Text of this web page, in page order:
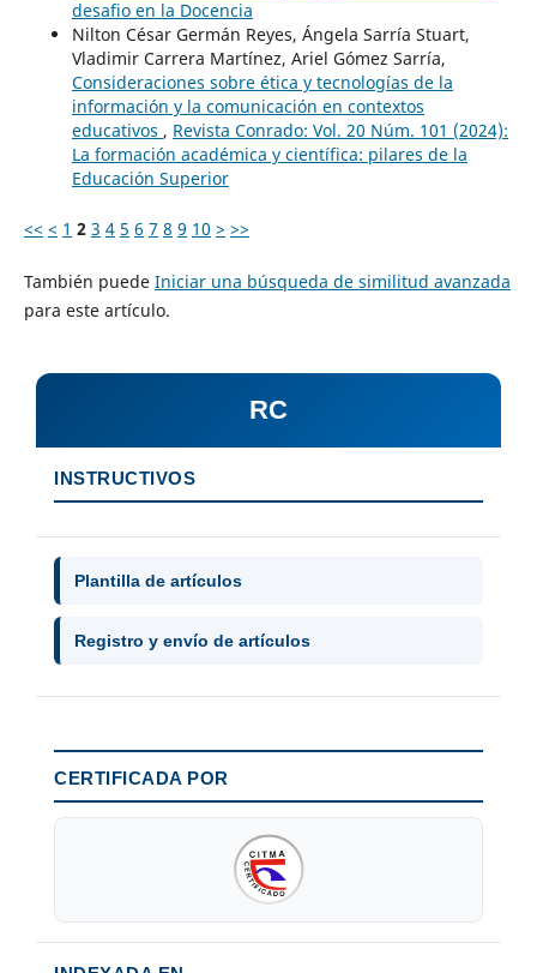
desafio en la Docencia
Nilton César Germán Reyes, Ángela Sarría Stuart,
Vladimir Carrera Martínez, Ariel Gómez Sarría,
Consideraciones sobre ética y tecnologías de la
información y la comunicación en contextos
educativos , Revista Conrado: Vol. 20 Núm. 101 (2024):
La formación académica y científica: pilares de la
Educación Superior
<< < 1 2 3 4 5 6 7 8 9 10 > >>
También puede Iniciar una búsqueda de similitud avanzada
para este artículo.
RC
INSTRUCTIVOS
Plantilla de artículos
Registro y envío de artículos
CERTIFICADA POR